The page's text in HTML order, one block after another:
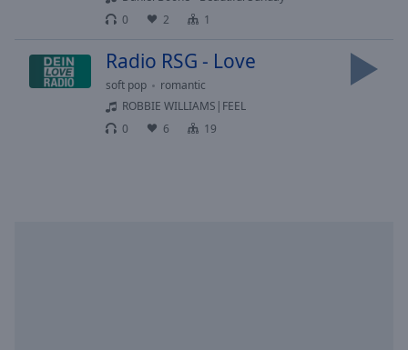
0
2 1
Radio RSG - Love
soft pop
romantic
ROBBIE WILLIAMS|FEEL
0
6 19